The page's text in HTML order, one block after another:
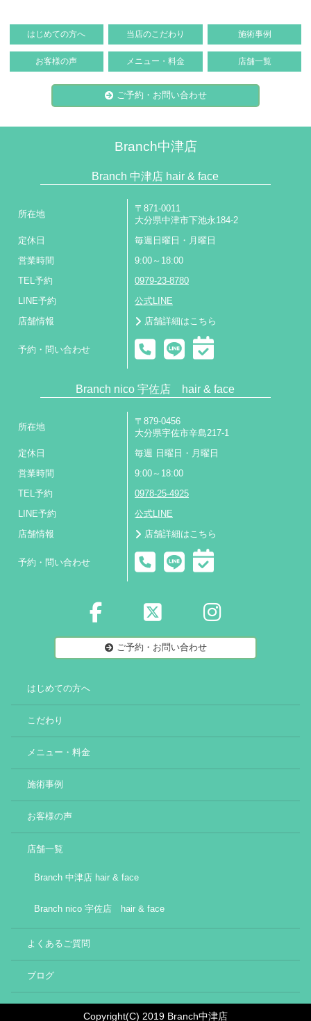
はじめての方へ 当店のこだわり 施術事例
お客様の声 メニュー・料金 店舗一覧
ご予約・お問い合わせ
Branch中津店
Branch 中津店 hair & face
所在地
〒871-0011
大分県中津市下池永184-2
定休日 毎週日曜日・月曜日
営業時間 9:00～18:00
TEL予約 0979-23-8780
LINE予約 公式LINE
店舗情報 店舗詳細はこちら
予約・問い合わせ
Branch nico 宇佐店 hair & face
所在地
〒879-0456
大分県宇佐市辛島217-1
定休日 毎週 日曜日・月曜日
営業時間 9:00～18:00
TEL予約 0978-25-4925
LINE予約 公式LINE
店舗情報 店舗詳細はこちら
予約・問い合わせ
ご予約・お問い合わせ
はじめての方へ
こだわり
メニュー・料金
施術事例
お客様の声
店舗一覧
Branch 中津店 hair & face
Branch nico 宇佐店 hair & face
よくあるご質問
ブログ
Copyright(C) 2019 Branch中津店